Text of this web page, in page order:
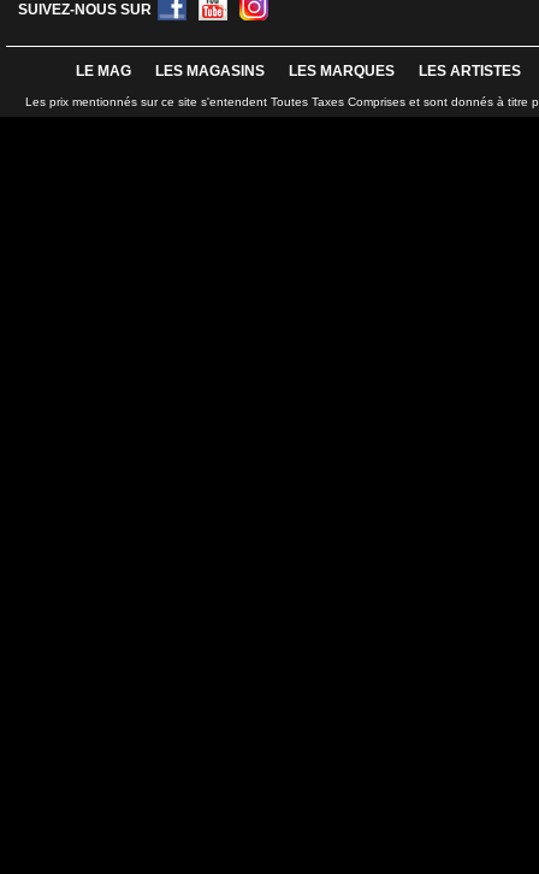
SUIVEZ-NOUS SUR
LE MAG LES MAGASINS LES MARQUES LES ARTISTES
Les prix mentionnés sur ce site s'entendent Toutes Taxes Comprises et sont donnés à